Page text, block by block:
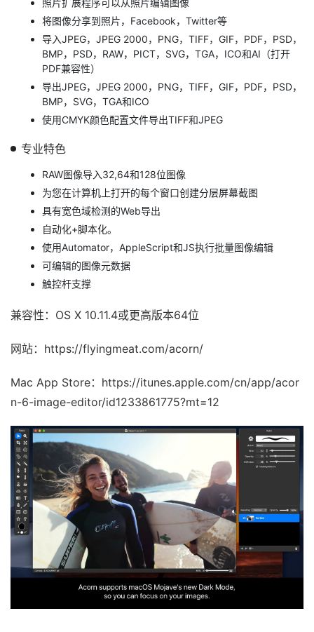
照片扩展程序可以从照片编辑图像
将图像分享到照片，Facebook，Twitter等
导入JPEG，JPEG 2000，PNG，TIFF，GIF，PDF，PSD，
BMP，PSD，RAW，PICT，SVG，TGA，ICO和AI（打开
PDF兼容性）
导出JPEG，JPEG 2000，PNG，TIFF，GIF，PDF，PSD，
BMP，SVG，TGA和ICO
使用CMYK颜色配置文件导出TIFF和JPEG
专业特色
RAW图像导入32,64和128位图像
为您在计算机上打开的每个窗口创建分层屏幕截图
具有宽色域检测的Web导出
自动化+脚本化。
使用Automator，AppleScript和JS执行批量图像编辑
可编辑的图像元数据
触控杆支撑
兼容性：OS X 10.11.4或更高版本64位
网站：https://flyingmeat.com/acorn/
Mac App Store：https://itunes.apple.com/cn/app/acor
n-6-image-editor/id1233861775?mt=12